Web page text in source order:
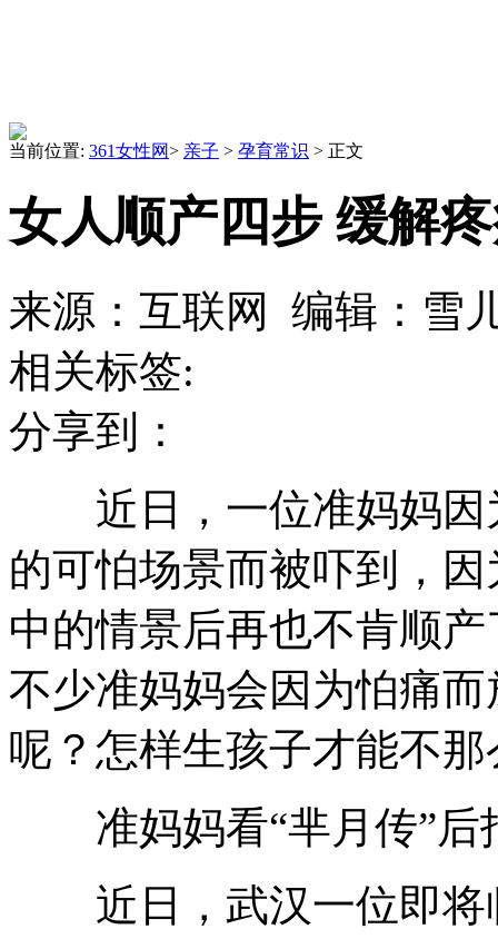
当前位置: 361女性网> 亲子 > 孕育常识 > 正文
女人顺产四步 缓解
来源：互联网 编辑：雪
相关标签:
分享到：
近日，一位准妈妈因
的可怕场景而被吓到，
中的情景后再也不肯顺
不少准妈妈会因为怕痛
呢？怎样生孩子才能不那
准妈妈看“芈月传”后
近日，武汉一位即将